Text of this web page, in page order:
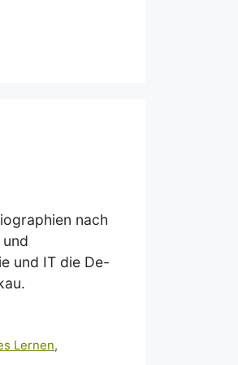
nach
und IT die De-
Lernen,